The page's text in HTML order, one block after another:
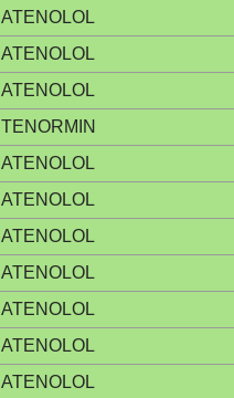
ATENOLOL
ATENOLOL
ATENOLOL
TENORMIN
ATENOLOL
ATENOLOL
ATENOLOL
ATENOLOL
ATENOLOL
ATENOLOL
ATENOLOL